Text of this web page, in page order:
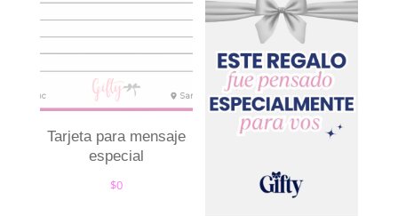
Tarjeta para mensaje
especial
$0